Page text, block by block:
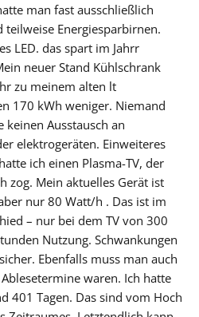
man fast ausschließlich
teilweise Energiesparbirnen.
LED. das spart im Jahrr
neuer Stand Kühlschrank
zu meinem alten lt
170 kWh weniger. Niemand
keinen Ausstausch an
elektrogeräten. Einweiteres
ich einen Plasma-TV, der
zog. Mein aktuelles Gerät ist
nur 80 Watt/h . Das ist im
– nur bei dem TV von 300
Nutzung. Schwankungen
Ebenfalls muss man auch
waren. Ich hatte
401 Tagen. Das sind vom Hoch